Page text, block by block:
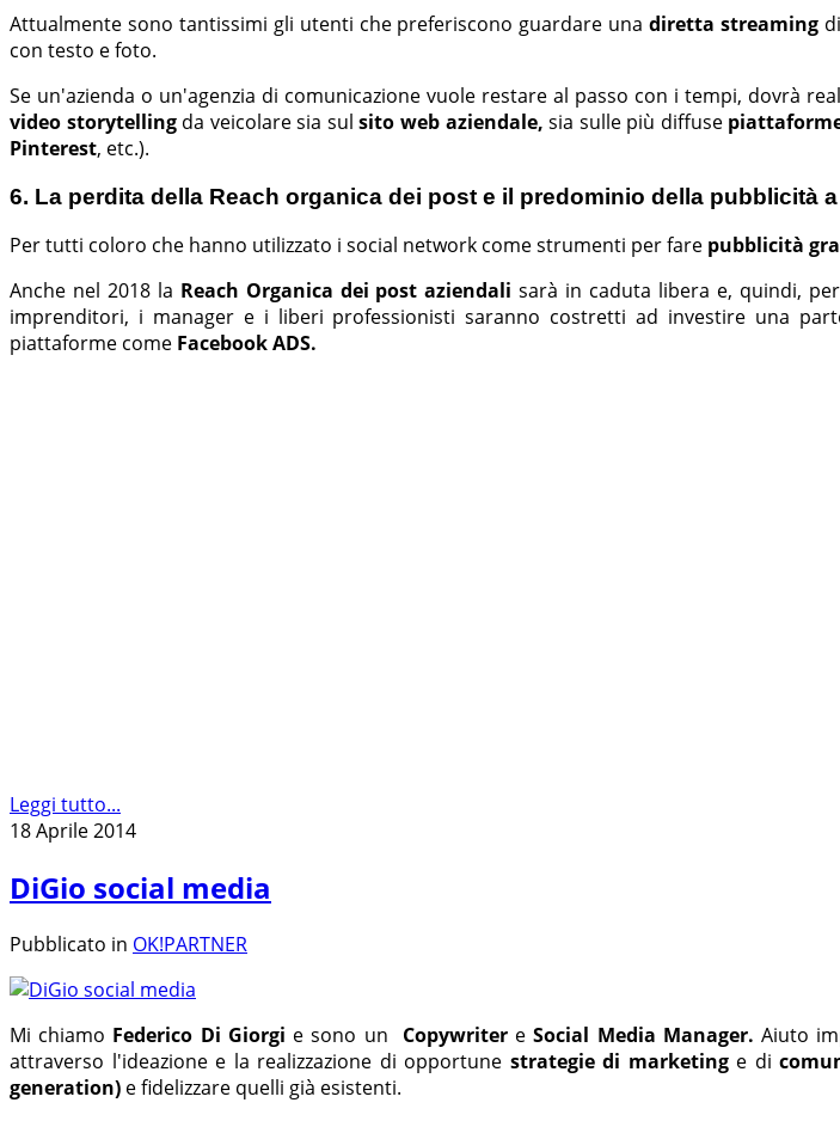
Attualmente sono tantissimi gli utenti che preferiscono guardare unadiretta streaming
con testo e foto.
Se un'azienda o un'agenzia di comunicazione vuole restare al passo con i tempi, dovrà
video storytellingda veicolare sia sulsito web aziendale,sia sulle più diffuse
Pinterest, etc.).
6. La perdita della Reach organica dei post e il predominio della pubblicità
Per tutti coloro che hanno utilizzato i social network come strumenti per fare pubblicità
Anche nel 2018 la Reach Organica dei post aziendalisarà in caduta libera e, quindi,
imprenditori, i manager e i liberi professionisti saranno costretti ad investire una
piattaforme come Facebook ADS.
Leggi tutto...
18 Aprile 2014
DiGio social media
Pubblicato in OK!PARTNER
Mi chiamo Federico Di Giorgi e sono un CopywritereSocial Media Manager.Aiuto
attraverso l'ideazione e la realizzazione di opportune strategie di marketinge di
generation) e fidelizzare quelli già esistenti.